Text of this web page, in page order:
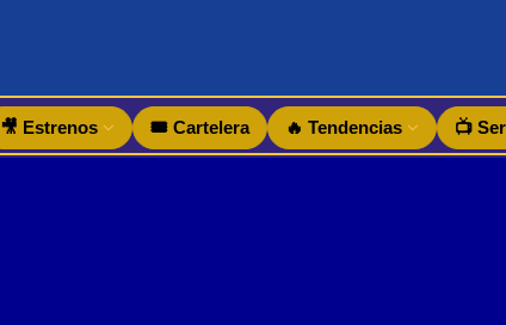
🎥 Estrenos 🎟️ Cartelera 🔥 Tendencias 📺